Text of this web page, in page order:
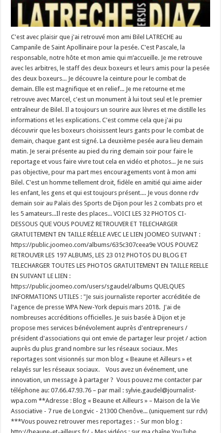
C'est avec plaisir que j'ai retrouvé mon ami Bilel LATRECHE au
Campanile de Saint Apollinaire pour la pesée. C'est Pascale, la
responsable, notre hôte et mon amie qui m’accueille. Je me retrouve
avec les arbitres, le staff des deux boxeurs et leurs amis pour la pesée
des deux boxeurs... Je découvre la ceinture pour le combat de
demain. Elle est magnifique et en relief... Je me retourne et me
retrouve avec Marcel, c'est un monument à lui tout seul et le premier
entraîneur de Bilel. Il a toujours un sourire aux lèvres et me distille les
informations et les explications. C'est comme cela que j'ai pu
découvrir que les boxeurs choisissent leurs gants pour le combat de
demain, chaque gant est signé. La deuxième pesée aura lieu demain
matin. Je serai présente au pied du ring demain soir pour faire le
reportage et vous faire vivre tout cela en vidéo et photos... Je ne suis
pas objective, pour ma part mes encouragements vont à mon ami
Bilel. C'est un homme tellement droit, fidèle en amitié qui aime aider
les enfant, les gens et qui est toujours présent.... Je vous donne rdv
demain soir au Palais des Sports de Dijon pour les 2 combats pro et
les 5 amateurs...Il reste des places... VOICI LES 32 PHOTOS CI-
DESSOUS QUE VOUS POUVEZ RETROUVER ET TELECHARGER
GRATUITEMENT EN TAILLE RÉELLE AVEC LE LIEN JOOMEO SUIVANT :
https://public.joomeo.com/albums/635c307ceea9e VOUS POUVEZ
RETROUVER LES 197 ALBUMS, LES 23 012 PHOTOS DU BLOG ET
TELECHARGER TOUTES LES PHOTOS GRATUITEMENT EN TAILLE REELLE
EN SUIVANT LE LIEN :
https://public.joomeo.com/users/sgaudel/albums QUELQUES
INFORMATIONS UTILES : "Je suis journaliste reporter accréditée de
l'agence de presse WPA New-York depuis mars 2018. J'ai de
nombreuses accréditions officielles. Je suis basée à Dijon et je
propose mes services bénévolement auprès d'entrepreneurs /
président d'associations qui ont envie de partager leur projet / action
auprès du plus grand nombre sur les réseaux sociaux. Mes
reportages sont visionnés sur mon blog « Beaune et Ailleurs » et
relayés sur les réseaux sociaux. Vous avez un événement, une
innovation, un message à partager ? Vous pouvez me contacter par
téléphone au: 07.66.47.93.76 – par mail : sylvie.gaudel@journalist-
wpa.com **Adresse : Blog « Beaune et Ailleurs » – Maison de la Vie
Associative - 7 rue de Longvic - 21300 Chenôve... (uniquement sur rdv)
***Vous pouvez retrouver mes reportages : - Sur mon blog :